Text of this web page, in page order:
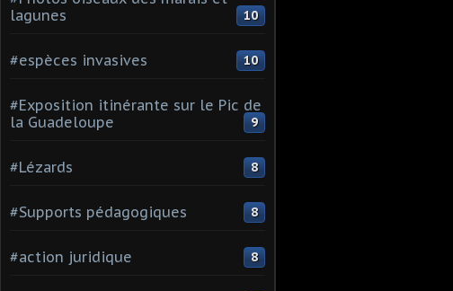
lagunes
10
#espèces invasives 10
#Exposition itinérante sur le Pic de
la Guadeloupe
9
#Lézards 8
#Supports pédagogiques 8
#action juridique 8